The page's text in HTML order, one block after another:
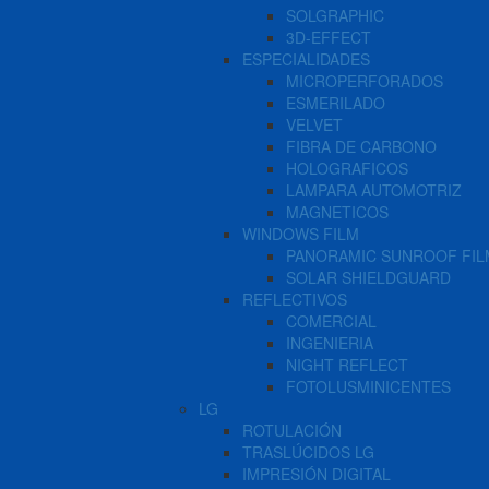
SOLGRAPHIC
3D-EFFECT
ESPECIALIDADES
MICROPERFORADOS
ESMERILADO
VELVET
FIBRA DE CARBONO
HOLOGRAFICOS
LAMPARA AUTOMOTRIZ
MAGNETICOS
WINDOWS FILM
PANORAMIC SUNROOF
SOLAR SHIELDGUARD
REFLECTIVOS
COMERCIAL
INGENIERIA
NIGHT REFLECT
FOTOLUSMINICENTES
LG
ROTULACIÓN
TRASLÚCIDOS LG
IMPRESIÓN DIGITAL